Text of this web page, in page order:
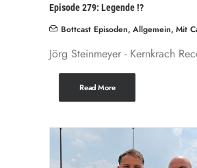
Episode 279: Legende !?
Bottcast Episoden, Allgemein, Mit
Jörg Steinmeyer - Kernkrach
Read More